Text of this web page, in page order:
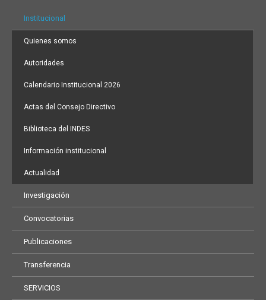
Institucional
Quienes somos
Autoridades
Calendario Institucional 2026
Actas del Consejo Directivo
Biblioteca del INDES
Información institucional
Actualidad
Investigación
Convocatorias
Publicaciones
Transferencia
SERVICIOS